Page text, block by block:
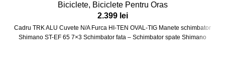
Biciclete, Biciclete Pentru Oras
2.399 lei
Cadru TRK ALU Cuvete N/A Furca HI-TEN OVAL-TIG Manete schimbator
Shimano ST-EF 65 7×3 Schimbator fata – Schimbator spate Shimano